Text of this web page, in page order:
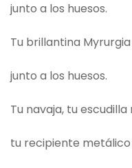
junto a los huesos.
Tu brillantina Myrurgia
junto a los huesos.
Tu navaja, tu
tu recipiente